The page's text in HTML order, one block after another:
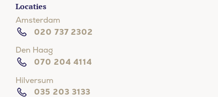
Locaties
Amsterdam
020 737 2302
Den Haag
070 204 4114
Hilversum
035 203 3133